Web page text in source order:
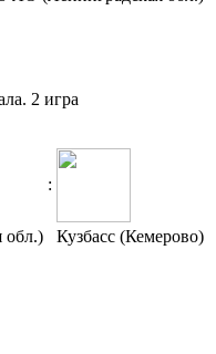
2 игра
:
обл.) Кузбасс (Кемерово)